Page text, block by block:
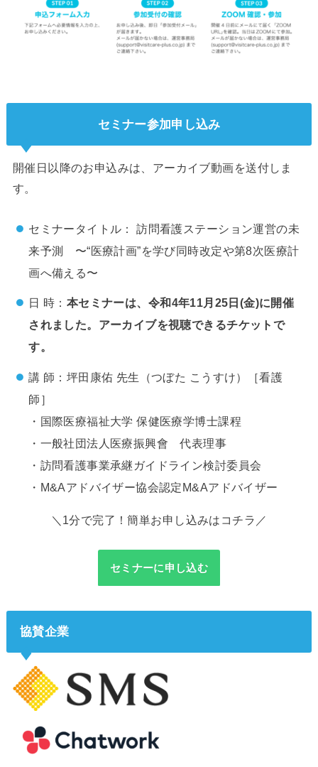
セミナー参加申し込み
開催日以降のお申込みは、アーカイブ動画を送付しま
す。
セミナータイトル： 訪問看護ステーション運営の未
来予測 〜“医療計画”を学び同時改定や第8次医療計
画へ備える〜
日 時： 本セミナーは、令和4年11月25日(金)に開催
されました。アーカイブを視聴できるチケットで
す。
講 師：坪田康佑 先生（つぼた こうすけ）［看護
師］
・国際医療福祉大学 保健医療学博士課程
・一般社団法人医療振興會​ 代表理事
・訪問看護事業承継ガイドライン検討委員会
・M&Aアドバイザー協会認定M&Aアドバイザー
＼1分で完了！簡単お申し込みはコチラ／
セミナーに申し込む
協賛企業